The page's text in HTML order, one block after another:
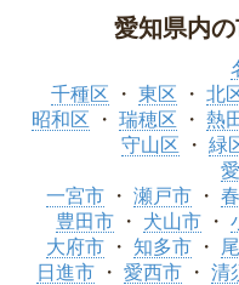
愛知県内
千種区
東区 北
昭和区
瑞穂区 熱
守山区
緑
一宮市
瀬戸市
豊田市
犬山市
大府市
知多市
日進市
愛西市 清